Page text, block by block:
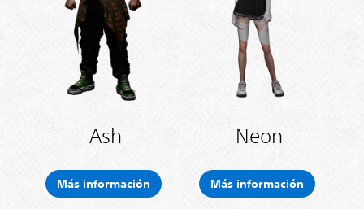
Ash
Más información
Neon
Más información